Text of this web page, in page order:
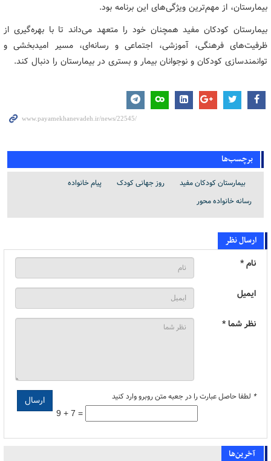
بیمارستان، از مهم‌ترین ویژگی‌های این برنامه بود.
بیمارستان کودکان مفید همچنان خود را متعهد می‌داند تا با بهره‌گیری از
ظرفیت‌های فرهنگی، آموزشی، اجتماعی و رسانه‌ای، مسیر امیدبخشی و
توانمندسازی کودکان و نوجوانان بیمار و بستری در بیمارستان را دنبال کند.
برچسب‌ها
بیمارستان کودکان مفید روز جهانی کودک
پیام خانواده
رسانه خانواده محور
ارسال نظر
نام *
ایمیل
نظر شما *
* لطفا حاصل عبارت را در جعبه متن روبرو وارد کنید
9 + 7 =
آخرین‌ها